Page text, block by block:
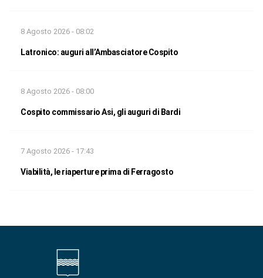
8 Agosto 2026 - 08:02
Latronico: auguri all’Ambasciatore Cospito
8 Agosto 2026 - 08:00
Cospito commissario Asi, gli auguri di Bardi
7 Agosto 2026 - 17:43
Viabilità, le riaperture prima di Ferragosto